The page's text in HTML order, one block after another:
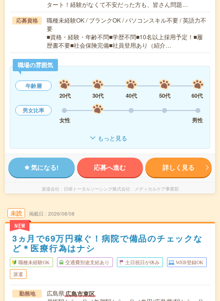
タート！経験がなくて不安だった方も、皆さん問題…
応募資格
職種未経験OK / ブランクOK / パソコンスキル不要 / 英語力不
要
■資格・経験・年齢不問■学歴不問■10名以上採用予定！■履
歴書不要■社会保険完備■社員登用あり（紹介…
職場の雰囲気
年齢層
20代
30代 40代 50代
60代
男女比率
女性
男性
もっと見る
気になる! 応募へ進む 詳しく見る
派遣会社 日研トータルソーシング株式会社 メディカルケア事業部
未読
NEW
掲載日 2026/08/08
3ヵ月で69万円稼ぐ！病院で備品のチェックな
ど＊医療行為はナシ
職種未経験OK 交通費別途支給あり 土日祝日が休み WEB登録OK
派遣
勤務地 広島県広島市東区